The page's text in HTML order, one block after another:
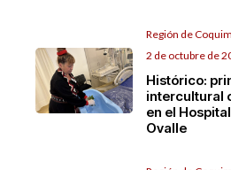
Región de
2 de octubre de
Histórico:
intercultural
en el
Ovalle